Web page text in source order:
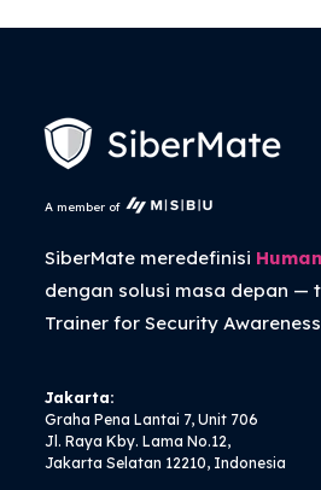
A member of
SiberMate meredefinisi
dengan solusi masa depan —
Trainerfor Security
Jakarta:
Graha Pena Lantai 7, Unit 706
Jl. Raya Kby. Lama No.12,
Jakarta Selatan 12210, Indonesia